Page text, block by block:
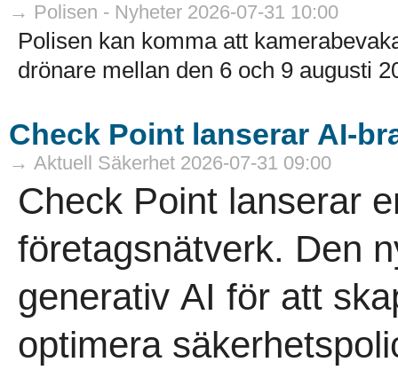
→ Polisen - Nyheter 2026-07-31 10:00
Polisen kan komma att
drönare mellan den 6 och 9 augusti
Check Point lanserar AI-
→ Aktuell Säkerhet 2026-07-31 09:00
Check Point lanserar
företagsnätverk. Den
generativ AI för att
optimera